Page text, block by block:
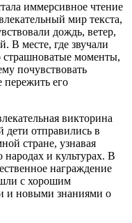
иммерсивное чтение
мир текста,
дождь, ветер,
В месте, где звучали
страшноватые моменты,
почувствовать
пережить его
викторина
дети отправились в
стране, узнавая
и культурах. В
награждение
с хорошим
и новыми знаниями о